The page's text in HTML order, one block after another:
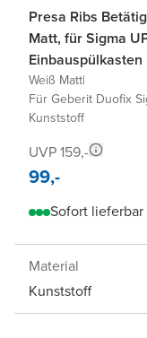
Presa Ribs
Matt, für Sigma
Einbauspülkasten
Weiß Matt|
Für Geberit Duofix
Kunststoff
UVP 159,-
99,-
Sofort lieferbar
Material
Kunststoff